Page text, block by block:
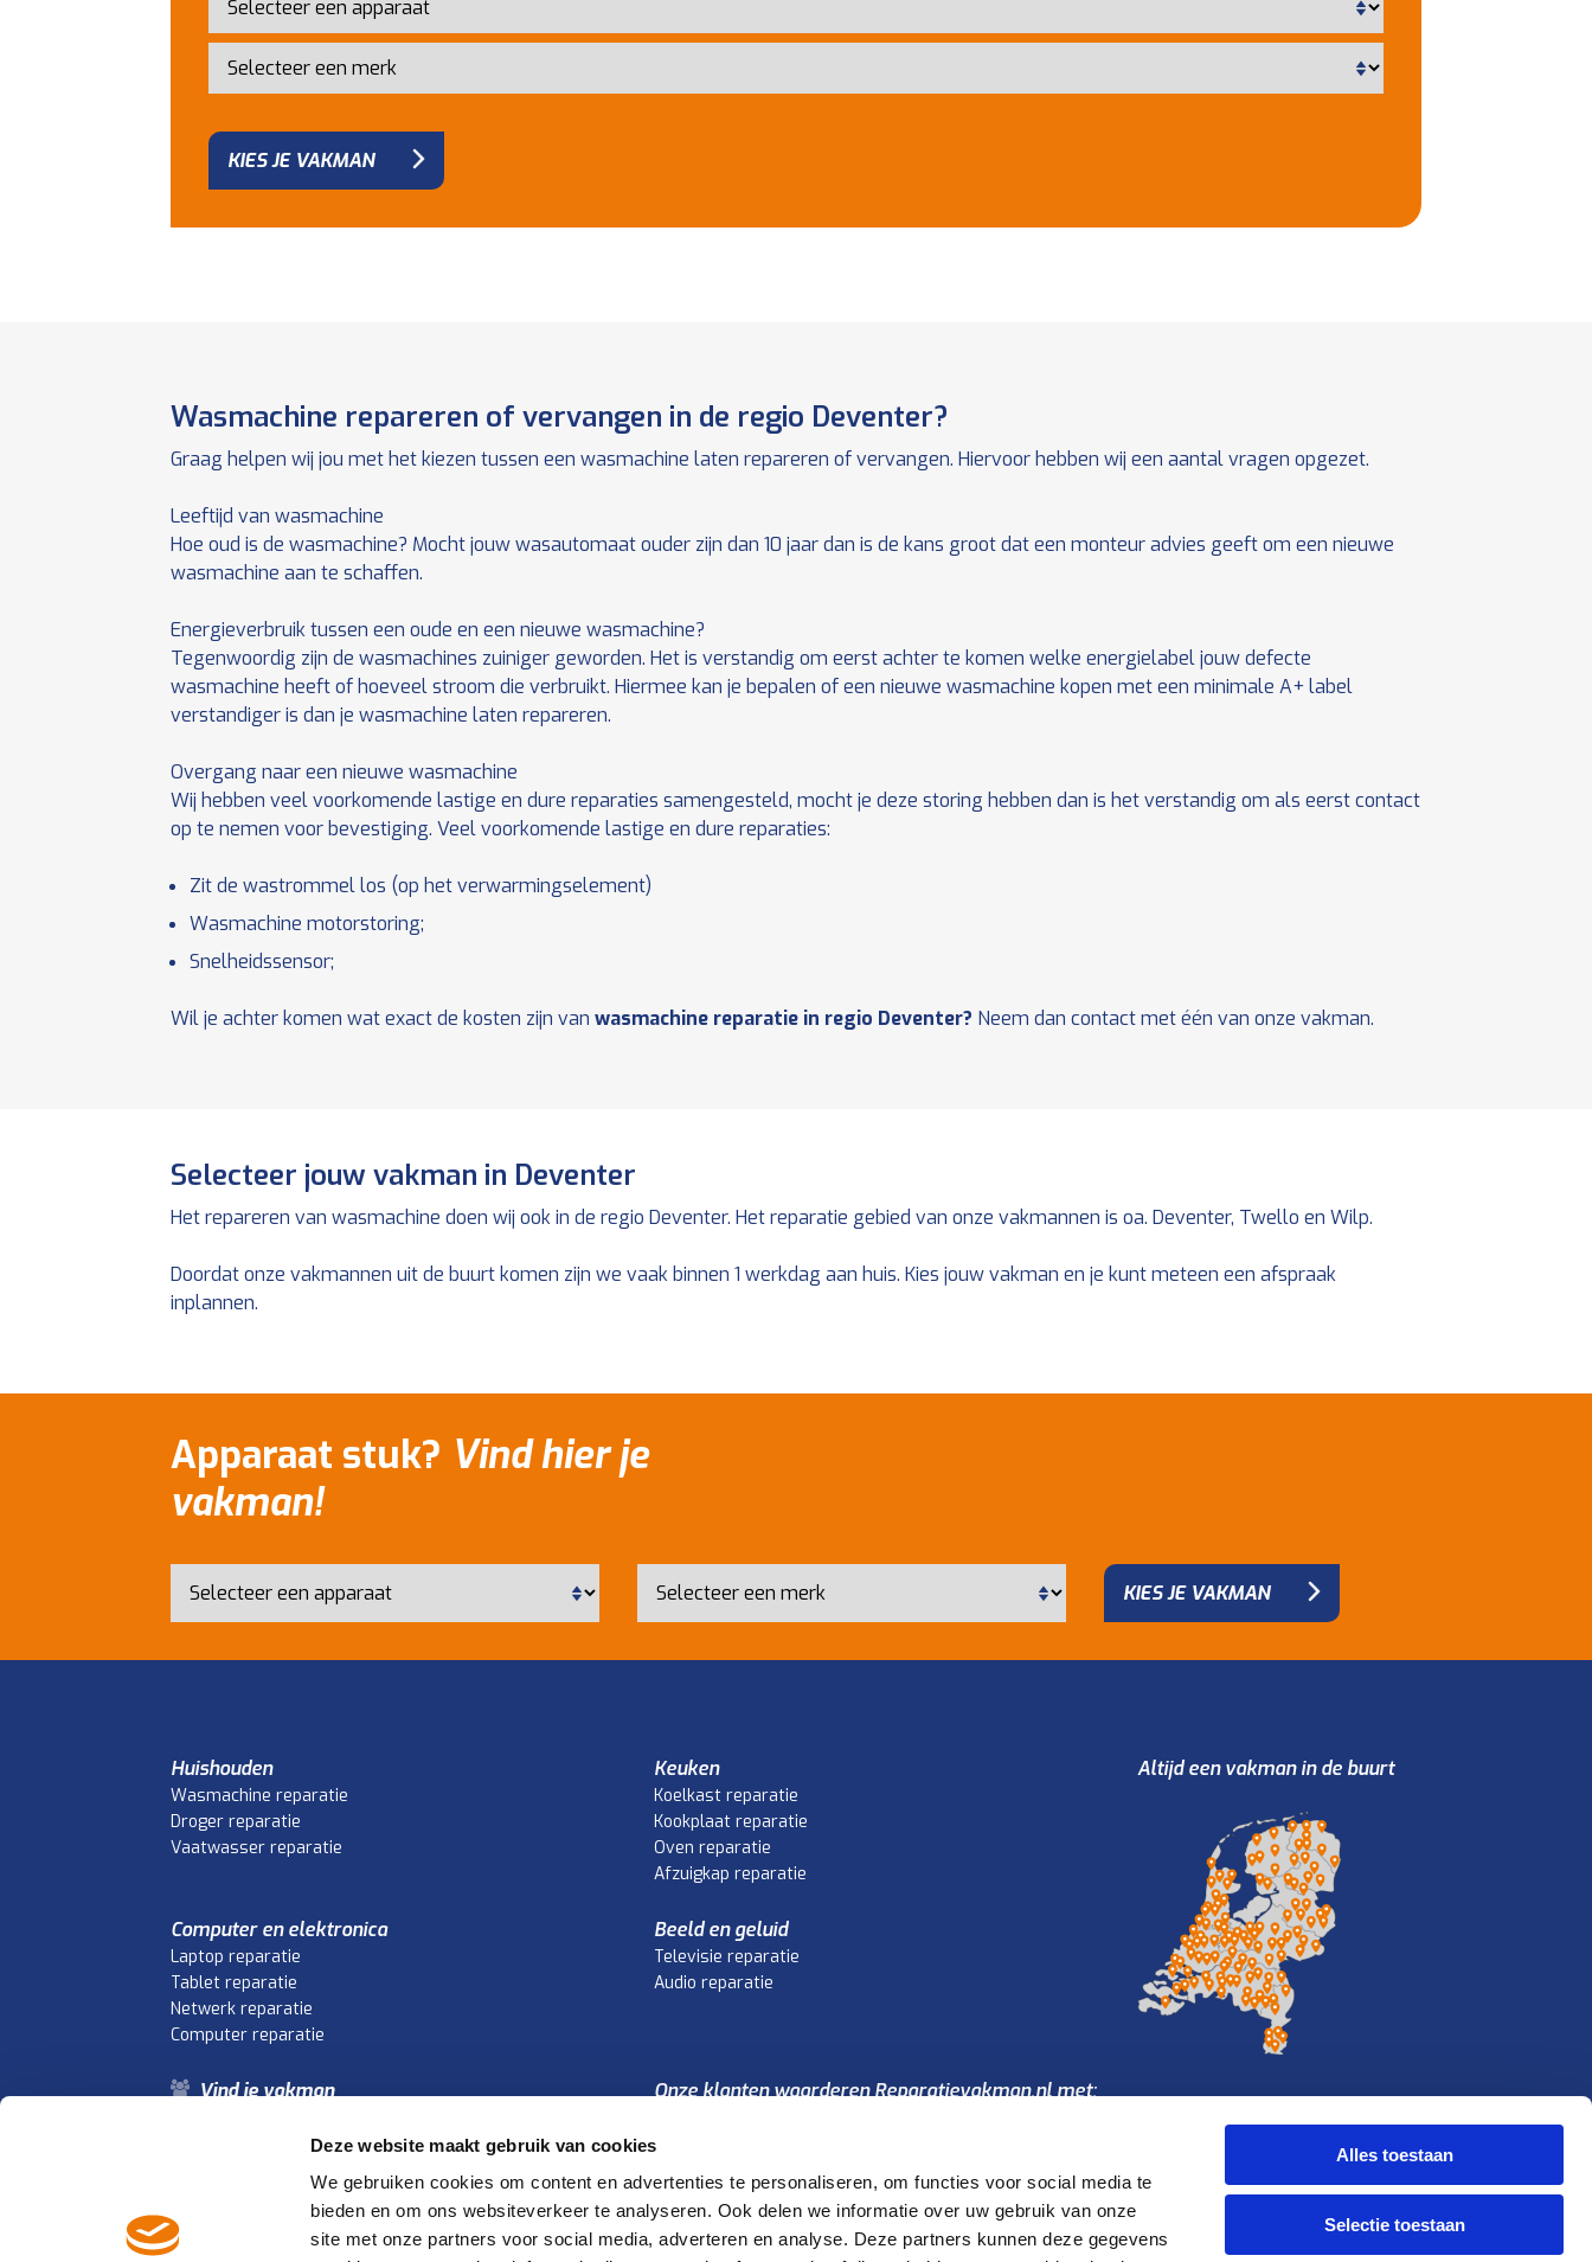
Deze website maakt gebruik van cookies
We gebruiken cookies om content en advertenties te personaliseren, om functies voor social media te
bieden en om ons websiteverkeer te analyseren. Ook delen we informatie over uw gebruik van onze
site met onze partners voor social media, adverteren en analyse. Deze partners kunnen deze gegevens
Alles toestaan
Selectie toestaan
KIES JE VAKMAN
Wasmachine repareren of vervangen in de regio Deventer?
Graag helpen wij jou met het kiezen tussen een wasmachine laten repareren of vervangen. Hiervoor hebben wij een aantal vragen opgezet.
Leeftijd van wasmachine
Hoe oud is de wasmachine? Mocht jouw wasautomaat ouder zijn dan 10 jaar dan is de kans groot dat een monteur advies geeft om een nieuwe
wasmachine aan te schaffen.
Energieverbruik tussen een oude en een nieuwe wasmachine?
Tegenwoordig zijn de wasmachines zuiniger geworden. Het is verstandig om eerst achter te komen welke energielabel jouw defecte
wasmachine heeft of hoeveel stroom die verbruikt. Hiermee kan je bepalen of een nieuwe wasmachine kopen met een minimale A+ label
verstandiger is dan je wasmachine laten repareren.
Overgang naar een nieuwe wasmachine
Wij hebben veel voorkomende lastige en dure reparaties samengesteld, mocht je deze storing hebben dan is het verstandig om als eerst contact
op te nemen voor bevestiging. Veel voorkomende lastige en dure reparaties:
Zit de wastrommel los (op het verwarmingselement)
Wasmachine motorstoring;
Snelheidssensor;
Wil je achter komen wat exact de kosten zijn van wasmachine reparatie in regio Deventer? Neem dan contact met één van onze vakman.
Selecteer jouw vakman in Deventer
Het repareren van wasmachine doen wij ook in de regio Deventer. Het reparatie gebied van onze vakmannen is oa. Deventer, Twello en Wilp.
Doordat onze vakmannen uit de buurt komen zijn we vaak binnen 1 werkdag aan huis. Kies jouw vakman en je kunt meteen een afspraak
inplannen.
Apparaat stuk? Vind hier je
vakman!
KIES JE VAKMAN
Huishouden
Wasmachine reparatie
Droger reparatie
Vaatwasser reparatie
Keuken
Koelkast reparatie
Kookplaat reparatie
Oven reparatie
Afzuigkap reparatie
Computer en elektronica
Laptop reparatie
Tablet reparatie
Netwerk reparatie
Computer reparatie
Beeld en geluid
Televisie reparatie
Audio reparatie
Vind je vakman
Veelgestelde vragen
Onze klanten waarderen Reparatievakman.nl met:
De Reparatievakman.nl is een service van:
Altijd een vakman in de buurt